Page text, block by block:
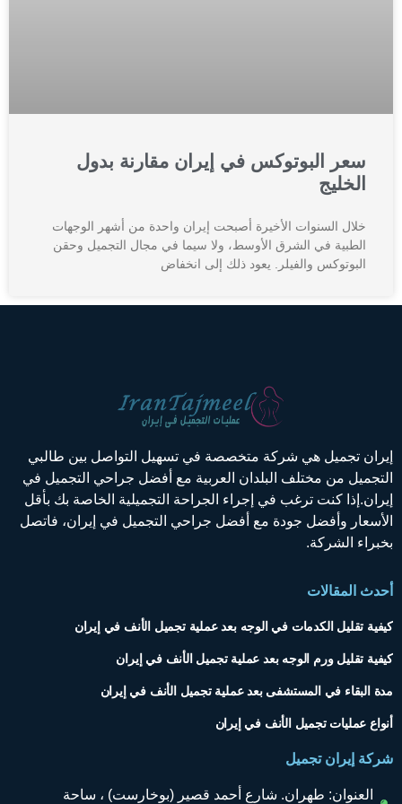
سعر البوتوكس في إيران مقارنة بدول
الخليج
خلال السنوات الأخيرة أصبحت إيران واحدة من أشهر الوجهات
الطبية في الشرق الأوسط، ولا سيما في مجال التجميل وحقن
البوتوكس والفيلر. يعود ذلك إلى انخفاض
إيران تجميل هي شركة متخصصة في تسهيل التواصل بين طالبي
التجميل من مختلف البلدان العربية مع أفضل جراحي التجميل في
إيران.إذا كنت ترغب في إجراء الجراحة التجميلية الخاصة بك بأقل
الأسعار وأفضل جودة مع أفضل جراحي التجميل في إيران، فاتصل
بخبراء الشركة.
أحدث المقالات
كيفية تقليل الكدمات في الوجه بعد عملية تجميل الأنف في إيران
كيفية تقليل ورم الوجه بعد عملية تجميل الأنف في إيران
مدة البقاء في المستشفى بعد عملية تجميل الأنف في إيران
أنواع عمليات تجميل الأنف في إيران
شركة إيران تجميل
العنوان: طهران. شارع أحمد قصير (بوخارست) ، ساحة